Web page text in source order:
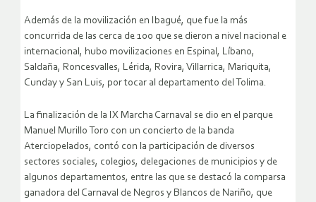
Además de la movilización en Ibagué, que fue la más
concurrida de las cerca de 100 que se dieron a nivel nacional e
internacional, hubo movilizaciones en Espinal, Líbano,
Saldaña, Roncesvalles, Lérida, Rovira, Villarrica, Mariquita,
Cunday y San Luis, por tocar al departamento del Tolima.
La finalización de la IX Marcha Carnaval se dio en el parque
Manuel Murillo Toro con un concierto de la banda
Aterciopelados, contó con la participación de diversos
sectores sociales, colegios, delegaciones de municipios y de
algunos departamentos, entre las que se destacó la comparsa
ganadora del Carnaval de Negros y Blancos de Nariño, que